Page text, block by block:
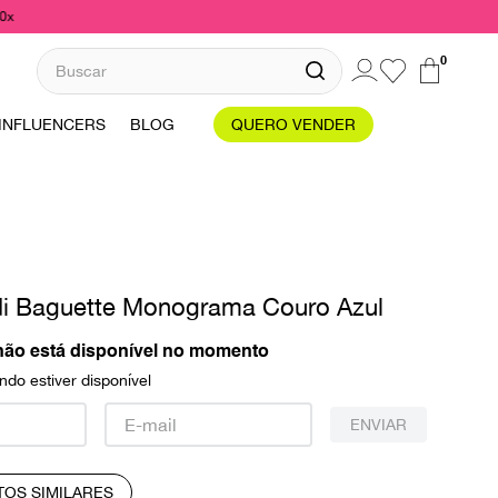
Buscar 0
INFLUENCERS BLOG QUERO VENDER
Baguette Monograma Couro Azul
está disponível no momento
estiver disponível
ENVIAR
SIMILARES